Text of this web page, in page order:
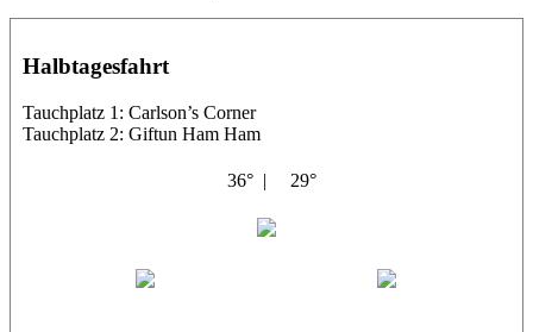
Halbtagesfahrt
Tauchplatz 1: Carlson’s Corner
Tauchplatz 2: Giftun Ham Ham
36° | 29°